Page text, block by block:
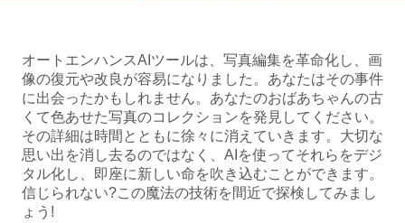
オートエンハンスAIツールは、写真編集を革命化し、画
像の復元や改良が容易になりました。あなたはその事件
に出会ったかもしれません。あなたのおばあちゃんの古
くて色あせた写真のコレクションを発見してください。
その詳細は時間とともに徐々に消えていきます。大切な
思い出を消し去るのではなく、AIを使ってそれらをデジ
タル化し、即座に新しい命を吹き込むことができます。
信じられない?この魔法の技術を間近で探検してみまし
ょう!